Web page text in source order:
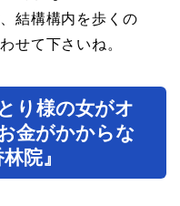
結構構内を歩くの
せて下さいね。
り様の女がオ
金がかからな
院』